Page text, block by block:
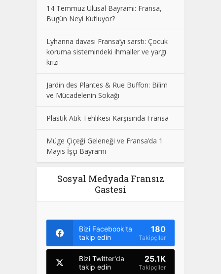
14 Temmuz Ulusal Bayramı: Fransa,
Bugün Neyi Kutluyor?
Lyhanna davası Fransa’yı sarstı: Çocuk
koruma sistemindeki ihmaller ve yargı
krizi
Jardin des Plantes & Rue Buffon: Bilim
ve Mücadelenin Sokağı
Plastik Atık Tehlikesi Karşısında Fransa
Müge Çiçeği Geleneği ve Fransa’da 1
Mayıs İşçi Bayramı
Sosyal Medyada Fransız
Gastesi
Bizi Facebook'ta
takip edin
180
Takipçiler
Bizi Twitter'da
takip edin
25.1K
Takipçiler